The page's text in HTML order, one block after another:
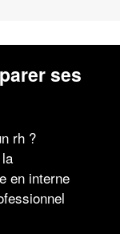
ses
rh ?
en interne